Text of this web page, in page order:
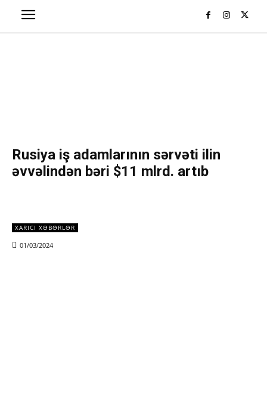
Rusiya iş adamlarının sərvəti ilin
əvvəlindən bəri $11 mlrd. artıb
XARICI XƏBƏRLƏR
01/03/2024